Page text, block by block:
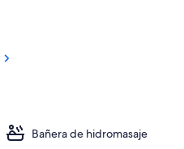
Una piscina cubierta, 2 piscinas al
Bañera de hidromasaje